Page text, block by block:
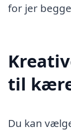
for jer
til
Du kan